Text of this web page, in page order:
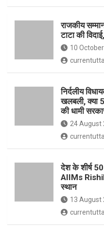
o
p
p
राजकीय
टाटा की
10
निर्दलीय
खलबली, क्‍या
की धामी
24 August
देश के शीर्ष
AIIMs
स्थान
13 August